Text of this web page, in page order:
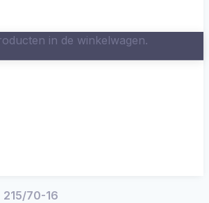
in de winkelwagen.
215/70-16